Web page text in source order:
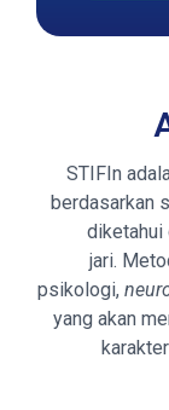
STIFIn
berdasarkan
diketahui
jari.
psikologi,
yang akan